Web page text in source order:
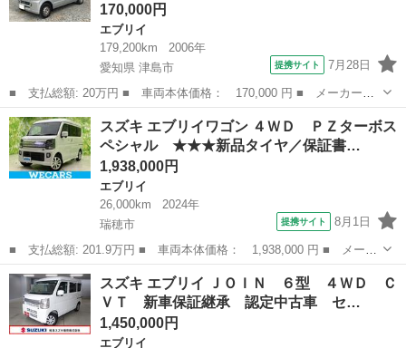
170,000円
エブリイ
179,200km
2006年
愛知県 津島市
提携サイト 7月28日
■ 支払総額: 20万円 ■ 車両本体価格： 170,000 円 ■ メーカー
名： スズキ ■ 車種名： エブリイ ■ グレード名： ＰＡ 軽バ
ン／エアコン／両側スライドドア／ハイルーフ／オートマ車／ ■ 排
気量： 660...
愛知 津島市 エブリイ
スズキ エブリイワゴン ４ＷＤ ＰＺターボス
ペシャル ★★★新品タイヤ／保証書…
1,938,000円
エブリイ
26,000km
2024年
瑞穂市
提携サイト 8月1日
■ 支払総額: 201.9万円 ■ 車両本体価格： 1,938,000 円 ■ メーカ
ー名： スズキ ■ 車種名： エブリイワゴン ■ グレード名： ４
ＷＤ ＰＺターボスペシャル ★★★新品タイヤ／保証書／衝突安全
装置／両...
岐阜 瑞穂市 エブリイ
スズキ エブリイ ＪＯＩＮ ６型 ４ＷＤ Ｃ
ＶＴ 新車保証継承 認定中古車 セ…
1,450,000円
エブリイ